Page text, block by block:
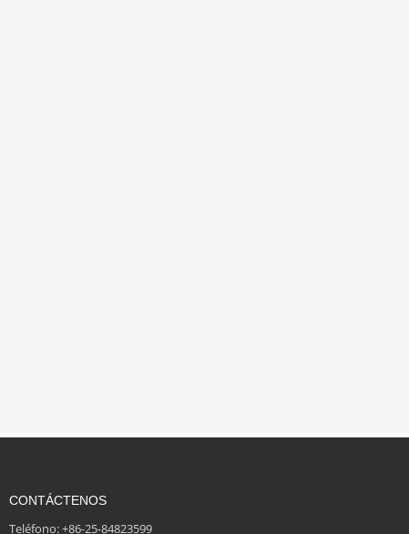
CONTÁCTENOS
Teléfono: +86-25-84823599